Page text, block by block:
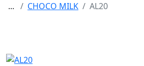
... CHOCO MILK AL20